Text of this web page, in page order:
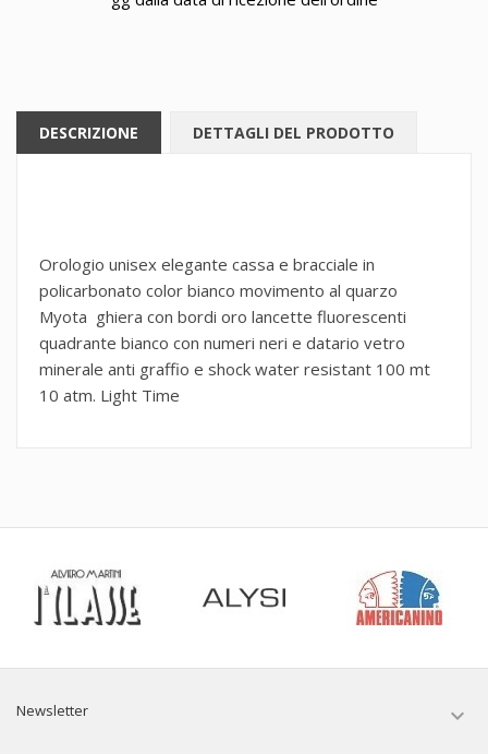
DESCRIZIONE DETTAGLI DEL PRODOTTO
Orologio unisex elegante cassa e bracciale in
policarbonato color bianco movimento al quarzo
Myota ghiera con bordi oro lancette fluorescenti
quadrante bianco con numeri neri e datario vetro
minerale anti graffio e shock water resistant 100 mt
10 atm. Light Time
Newsletter 